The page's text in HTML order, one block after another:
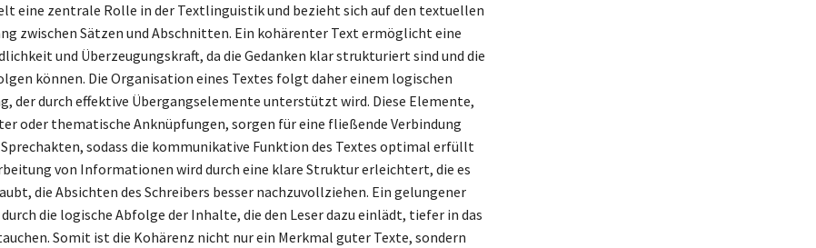
eine zentrale Rolle in der Textlinguistik und bezieht sich auf den textuellen
zwischen Sätzen und Abschnitten. Ein kohärenter Text ermöglicht eine
und Überzeugungskraft, da die Gedanken klar strukturiert sind und die
können. Die Organisation eines Textes folgt daher einem logischen
der durch effektive Übergangselemente unterstützt wird. Diese Elemente,
oder thematische Anknüpfungen, sorgen für eine fließende Verbindung
Sprechakten, sodass die kommunikative Funktion des Textes optimal erfüllt
von Informationen wird durch eine klare Struktur erleichtert, die es
die Absichten des Schreibers besser nachzuvollziehen. Ein gelungener
die logische Abfolge der Inhalte, die den Leser dazu einlädt, tiefer in das
Somit ist die Kohärenz nicht nur ein Merkmal guter Texte, sondern